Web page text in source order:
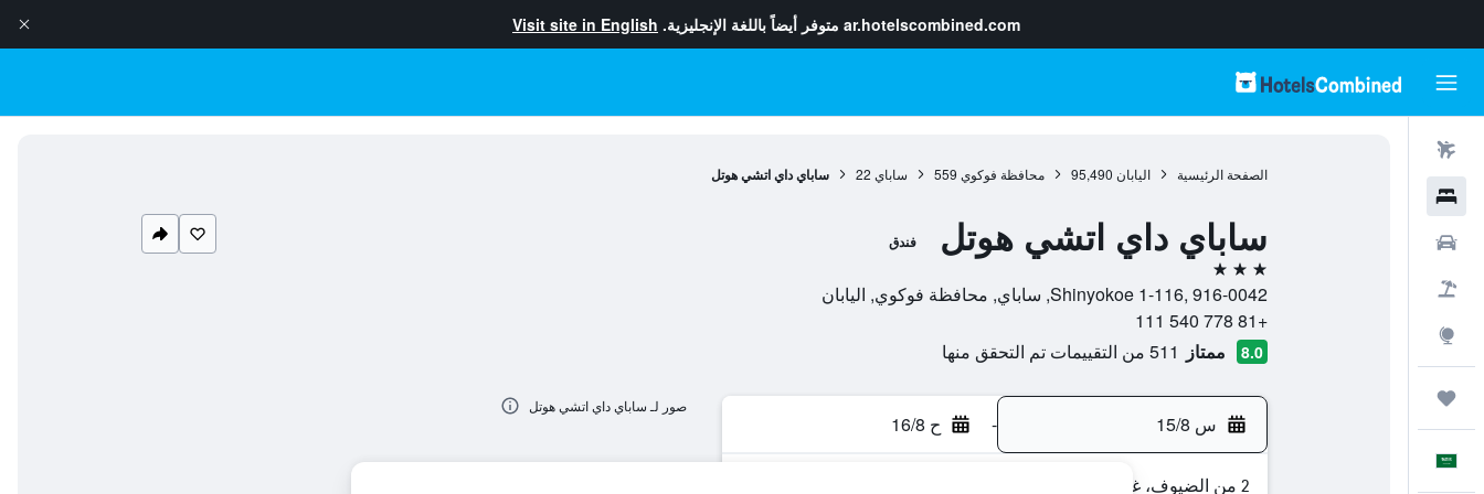
ar.hotelscombined.com متوفر أيضاً باللغة الإنجليزية. Visit site in English
الصفحة الرئيسية اليابان 95,490 محافظة فوكوي 559 ساباي 22 ساباي داي اتشي هوتل
ساباي داي اتشي هوتل فندق
3 نجوم
Shinyokoe 1-116, 916-0042, ساباي, محافظة فوكوي, اليابان
+81 778 540 111
8.0 ممتاز 511 من التقييمات تم التحقق منها
س 15/8 - ح 16/8
2 من الضيوف، غرفة واحدة
صور لـ ساباي داي اتشي هوتل